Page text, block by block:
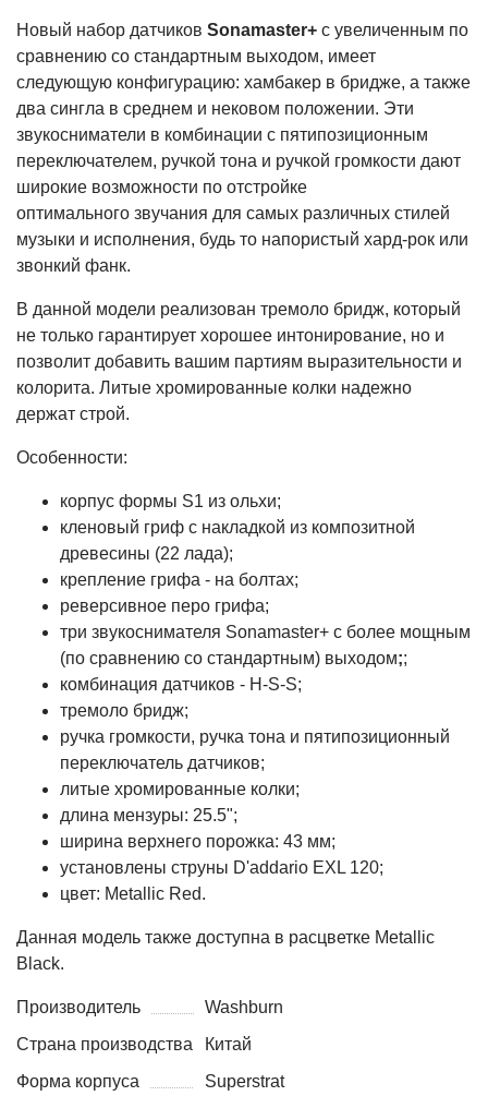
Новый набор датчиков Sonamaster+ с увеличенным по
сравнению со стандартным выходом, имеет
следующую конфигурацию: хамбакер в бридже, а также
два сингла в среднем и нековом положении. Эти
звукосниматели в комбинации с пятипозиционным
переключателем, ручкой тона и ручкой громкости дают
широкие возможности по отстройке
оптимального звучания для самых различных стилей
музыки и исполнения, будь то напористый хард-рок или
звонкий фанк.
В данной модели реализован тремоло бридж, который
не только гарантирует хорошее интонирование, но и
позволит добавить вашим партиям выразительности и
колорита. Литые хромированные колки надежно
держат строй.
Особенности:
корпус формы S1 из ольхи;
кленовый гриф с накладкой из композитной
древесины (22 лада);
крепление грифа - на болтах;
реверсивное перо грифа;
три звукоснимателя Sonamaster+ с более мощным
(по сравнению со стандартным) выходом;;
комбинация датчиков - H-S-S;
тремоло бридж;
ручка громкости, ручка тона и пятипозиционный
переключатель датчиков;
литые хромированные колки;
длина мензуры: 25.5";
ширина верхнего порожка: 43 мм;
установлены струны D'addario EXL 120;
цвет: Metallic Red.
Данная модель также доступна в расцветке Metallic
Black.
Производитель
Washburn
Страна производства
Китай
Форма корпуса
Superstrat